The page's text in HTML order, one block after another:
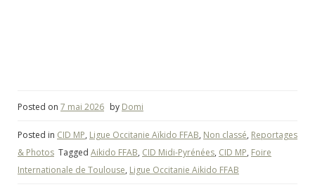
Posted on 7 mai 2026 by Domi
Posted in CID MP, Ligue Occitanie Aïkido FFAB, Non classé, Reportages
& Photos Tagged Aikido FFAB, CID Midi-Pyrénées, CID MP, Foire
Internationale de Toulouse, Ligue Occitanie Aikido FFAB